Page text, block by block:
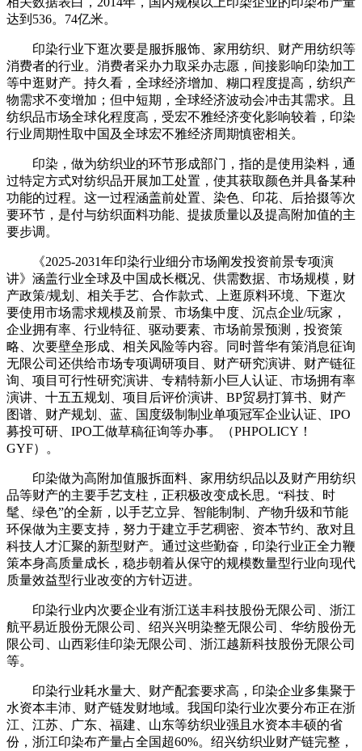
达到536。74亿米。
印染行业下逛次要是服拆服饰、家用纺织、财产用纺织等
消费者的行业。消费者采办力取采办志愿，间接影响印染加工
等中逛财产。持久看，全球经济增加、糊口程度提高，纺织产
物需求不变增加；但中短期，全球经济波动会冲击其需求。且
纺织品市场全球化程度高，受宏不雅经济变化影响较着，印染
行业周期性取中国及全球宏不雅经济周期慎密相关。
印染，做为纺织业的环节形成部门，指的是使用染料，通
过特定方式对纺织品开展加工处置，使其获取颜色并具备某种
功能的过程。这一过程涵盖前处置、染色、印花、后拾掇等次
要环节，是付与纺织面料功能、提拔质量以及提高附加值的主
要步调。
《2025-2031年印染行业细分市场阐发投资前景专项演
讲》涵盖行业全球及中国成长概况、供需数据、市场规模，财
产政策/规划、相关手艺、合作款式、上逛原料环境、下逛次
要使用市场需求规模及前景、市场集中度、沉点企业/玩家，
企业拥有率、行业特征、驱动要素、市场前景预测，投资策
略、次要壁垒形成、相关风险等内容。同时普华有策消息征询
无限公司还供给市场专项调研项目、财产研究演讲、财产链征
询、项目可行性研究演讲、专精特新小巨人认证、市场拥有率
演讲、十五五规划、项目后评价演讲、BP贸易打算书、财产
图谱、财产规划、蓝、国度级制制业单项冠军企业认证、IPO
募投可研、IPO工做草稿征询等办事。（PHPOLICY！
GYF）。
印染做为高附加值服拆面料、家用纺织品以及财产用纺织
品等财产的主要手艺支柱，正积极改变成长思。“科技、时
髦、绿色”的全新，以手艺立异、智能制制、产物升级和节能
环保做为主要支持，努力于建立手艺稠密、资本节约、敌对且
科技人才汇聚的新型财产。通过这些勤奋，印染行业正全力鞭
策本身高质量成长，稳步朝着从保守的规模数量型行业向现代
质量效益型行业改变的方针迈进。
印染行业内次要企业有浙江送丰科技股份无限公司、浙江
航平易近股份无限公司、绍兴兴明染整无限公司、华纺股份无
限公司、山西彩佳印染无限公司、浙江越新科技股份无限公司
等。
印染行业耗水量大、财产配套要求高，印染企业多集聚于
水资本丰沛、财产链发财地域。我国印染行业次要分布正在浙
江、江苏、广东、福建、山东等纺织业强且水资本丰硕的省
份，浙江印染布产量占全国超60%。绍兴纺织业财产链完整，